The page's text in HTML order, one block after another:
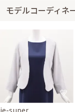
身長157cm【Sサ
20代後半2022/05/
サイズはやや大きく、
モデルコーディネ